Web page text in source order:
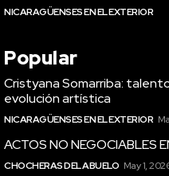
NICARAGÜENSES EN EL EXTERIOR
Popular
Cristyana Somarriba:
evolución artística
NICARAGÜENSES EN EL EXTERIOR
ACTOS NO NEGOCIABLES
CHOCHERAS DEL ABUELO May 1,